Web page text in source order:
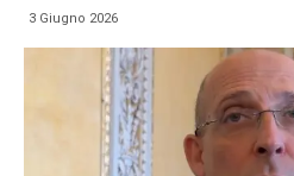
3 Giugno 2026